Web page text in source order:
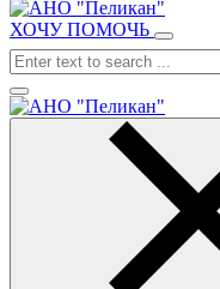
ХОЧУ ПОМОЧЬ
Search